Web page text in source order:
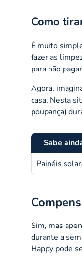
Como
É muito
fazer as
para não
Agora,
casa. Nesta
poupança)
Sabe
Painéis
Sim, mas
durante a
Happy pode